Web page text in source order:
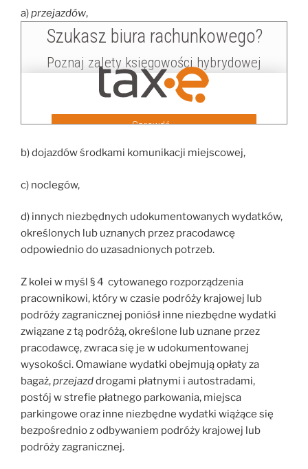
a)przejazdów,
b) dojazdów środkami komunikacji miejscowej,
c) noclegów,
d) innych niezbędnych udokumentowanych wydatków,
określonych lub uznanych przez pracodawcę
odpowiednio do uzasadnionych potrzeb.
Z kolei w myśl § 4 cytowanego rozporządzenia
pracownikowi, który w czasie podróży krajowej lub
podróży zagranicznej poniósł inne niezbędne wydatki
związane z tą podróżą, określone lub uznane przez
pracodawcę, zwraca się je w udokumentowanej
wysokości. Omawiane wydatki obejmują opłaty za
bagaż,przejazddrogami płatnymi i autostradami,
postój w strefie płatnego parkowania, miejsca
parkingowe oraz inne niezbędne wydatki wiążące się
bezpośrednio z odbywaniem podróży krajowej lub
podróży zagranicznej.